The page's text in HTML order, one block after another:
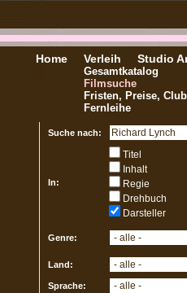
Home Verleih
Gesamtkatalog
Filmsuche
Fristen, Preise,
Fernleihe
Studio
Suche nach:
In:
Titel
Inhalt
Regie
Drehbuch
Darsteller
Genre:
Land:
Sprache: